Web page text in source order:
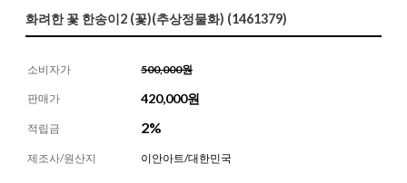
화려한 꽃 한송이2 (꽃)(추상정물화) (1461379)
소비자가 500,000원
판매가 420,000원
적립금 2%
제조사/원산지 이안아트/대한민국